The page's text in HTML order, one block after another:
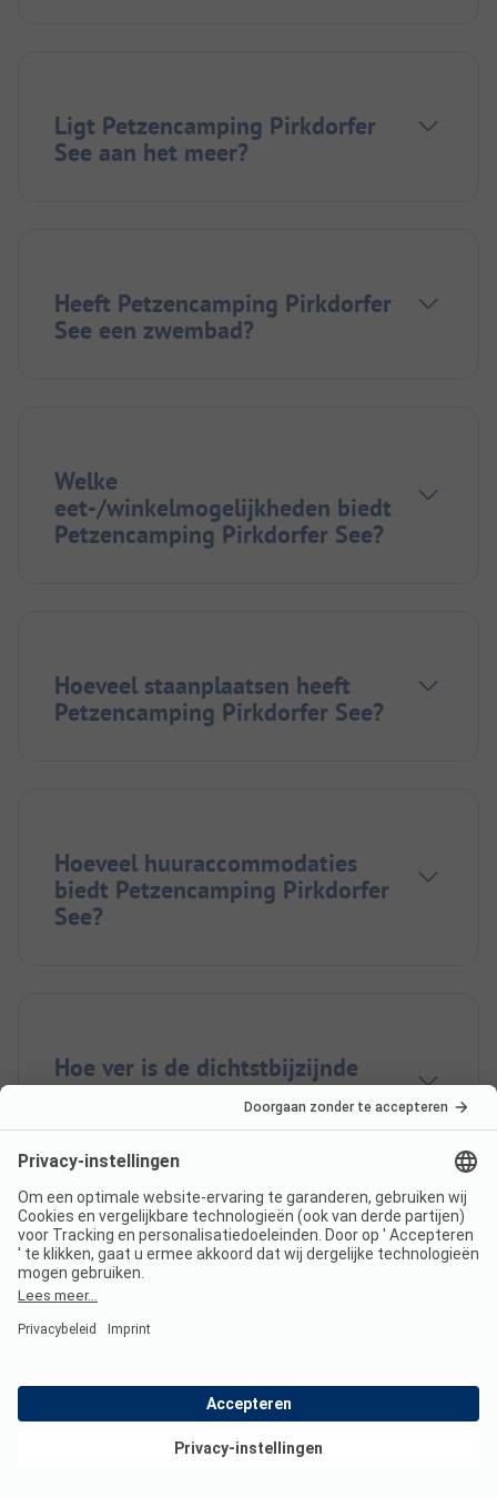
Ligt Petzencamping Pirkdorfer
See aan het meer?
Heeft Petzencamping Pirkdorfer
See een zwembad?
Welke
eet-/winkelmogelijkheden biedt
Petzencamping Pirkdorfer See?
Hoeveel staanplaatsen heeft
Petzencamping Pirkdorfer See?
Hoeveel huuraccommodaties
biedt Petzencamping Pirkdorfer
See?
Hoe ver is de dichtstbijzijnde
stad of dorp van
Petzencamping Pirkdorfer See?
Is er een complete
camperservicestation op
Petzencamping Pirkdorfer See?
Bekijk deals